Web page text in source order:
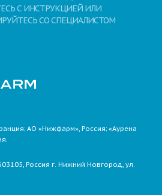
С ИНСТРУКЦИЕЙ ИЛИ
СО СПЕЦИАЛИСТОМ
АО «Нижфарм», Россия; «Аурена
Россия г. Нижний Новгород, ул.